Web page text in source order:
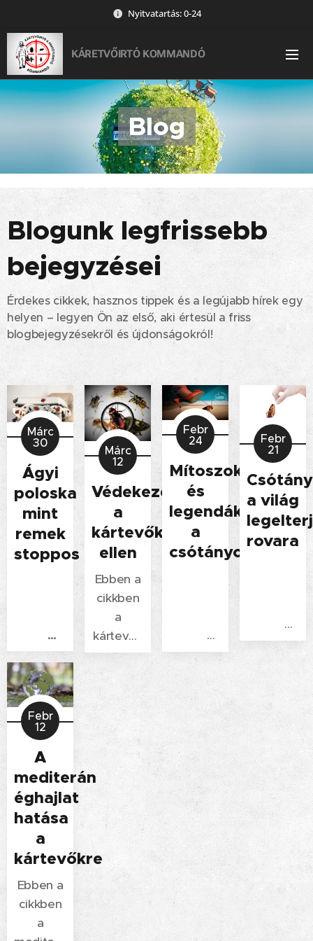
Nyitvatartás: 0-24
KÁRETVŐIRTÓ KOMMANDÓ
Blog
Blogunk legfrissebb
bejegyzései
Érdekes cikkek, hasznos tippek és a legújabb hírek egy
helyen – legyen Ön az első, aki értesül a friss
blogbejegyzésekről és újdonságokról!
Márc
30
Ágyi
poloska
mint
remek
stoppos
hazaérkezéskor!
Márc
12
Védekezés
a
kártevők
ellen
Ebben a
cikkben
a
kártevők
elleni
védekezésről
lesz szó,
valamint
hogyan
előzhetjük
meg a
rovarok
és
rágcsálók
bejutását
otthonunkba.
Febr
24
Mítoszok
és
legendák
a
csótányokról
csótányokról
lesz szó,
egyik
legszívósabb,
legellenállóbb
rovarainak
számítanak.
Febr
21
Csótány
a világ
rovara
azok
és a
megelőzési
foglalkozik,
bemutatva,
hogyan
lehet
hatékonyan
ellenük,
valamint
Febr
12
A
mediterán
éghajlat
hatása
a
kártevőkre
Ebben a
cikkben
a